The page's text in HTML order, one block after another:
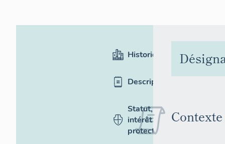
Historique
Description
Statut,
intérêt et
protection